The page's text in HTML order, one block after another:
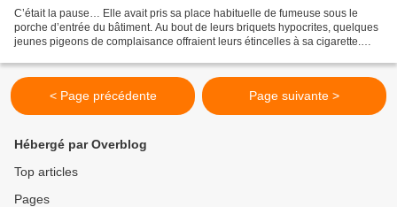
C’était la pause… Elle avait pris sa place habituelle de fumeuse sous le
porche d’entrée du bâtiment. Au bout de leurs briquets hypocrites, quelques
jeunes pigeons de complaisance offraient leurs étincelles à sa cigarette.
< Page précédente Page suivante >
Hébergé par Overblog
Top articles
Pages